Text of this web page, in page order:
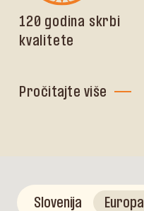
120 godina skrbi
kvalitete
Pročitajte više
Slovenija Europa